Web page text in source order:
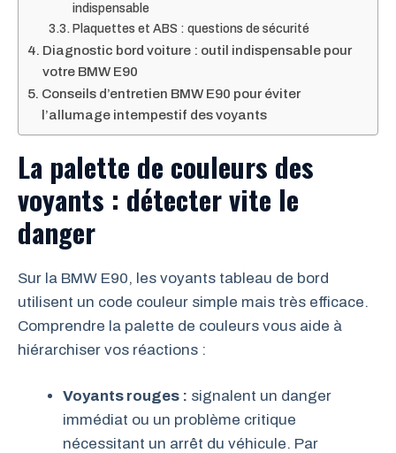
indispensable
Plaquettes et ABS : questions de sécurité
Diagnostic bord voiture : outil indispensable pour
votre BMW E90
Conseils d’entretien BMW E90 pour éviter
l’allumage intempestif des voyants
La palette de couleurs des
voyants : détecter vite le
danger
Sur la BMW E90, les voyants tableau de bord
utilisent un code couleur simple mais très efficace.
Comprendre la palette de couleurs vous aide à
hiérarchiser vos réactions :
Voyants rouges : signalent un danger
immédiat ou un problème critique
nécessitant un arrêt du véhicule. Par